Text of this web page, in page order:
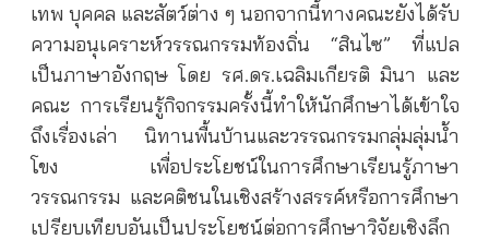
เทพ บุคคล และสัตว์ต่าง ๆ นอกจากนี้ทางคณะยังได้รับ
ความอนุเคราะห์วรรณกรรมท้องถิ่น “สินไซ” ที่แปล
เป็นภาษาอังกฤษ โดย รศ.ดร.เฉลิมเกียรติ มินา และ
คณะ การเรียนรู้กิจกรรมครั้งนี้ทำให้นักศึกษาได้เข้าใจ
ถึงเรื่องเล่า นิทานพื้นบ้านและวรรณกรรมกลุ่มลุ่มน้ำ
โขง เพื่อประโยชน์ในการศึกษาเรียนรู้ภาษา
วรรณกรรม และคติชนในเชิงสร้างสรรค์หรือการศึกษา
เปรียบเทียบอันเป็นประโยชน์ต่อการศึกษาวิจัยเชิงลึก